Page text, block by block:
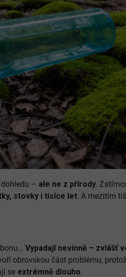
– ale ne z přírody.
stovky i tisíce let. A mezitím
Vypadají nevinně – zvlášť
obrovskou část problému,
se extrémně dlouho.